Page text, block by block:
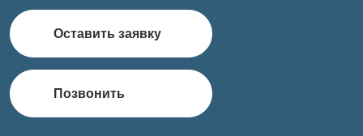
Оставить заявку
Позвонить